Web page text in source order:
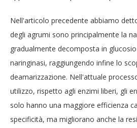
Nell'articolo precedente abbiamo
degli agrumi sono principalmente la
gradualmente decomposta in
naringinasi, raggiungendo infine lo
deamarizzazione. Nell'attuale
utilizzo, rispetto agli enzimi liberi, gli
solo hanno una maggiore efficienza
specificità, ma migliorano anche la